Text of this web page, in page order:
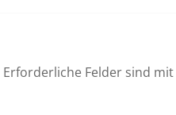
Erforderliche Felder sind mit